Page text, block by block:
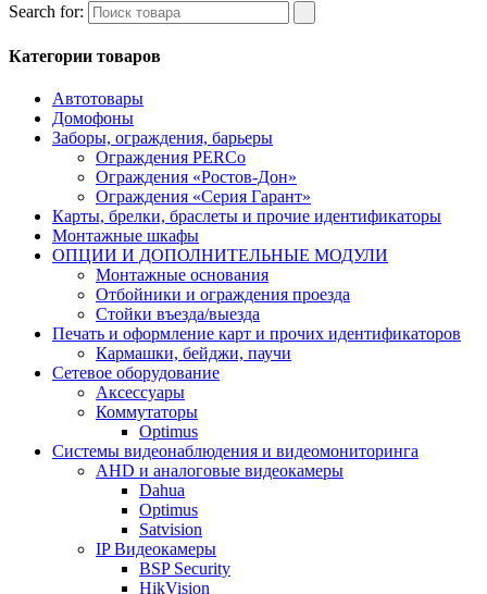
Search for:
Категории товаров
Автотовары
Домофоны
Заборы, ограждения, барьеры
Ограждения PERCo
Ограждения «Ростов-Дон»
Ограждения «Серия Гарант»
Карты, брелки, браслеты и прочие идентификаторы
Монтажные шкафы
ОПЦИИ И ДОПОЛНИТЕЛЬНЫЕ МОДУЛИ
Монтажные основания
Отбойники и ограждения проезда
Стойки въезда/выезда
Печать и оформление карт и прочих идентификаторов
Кармашки, бейджи, паучи
Сетевое оборудование
Аксессуары
Коммутаторы
Optimus
Системы видеонаблюдения и видеомониторинга
AHD и аналоговые видеокамеры
Dahua
Optimus
Satvision
IP Видеокамеры
BSP Security
HikVision